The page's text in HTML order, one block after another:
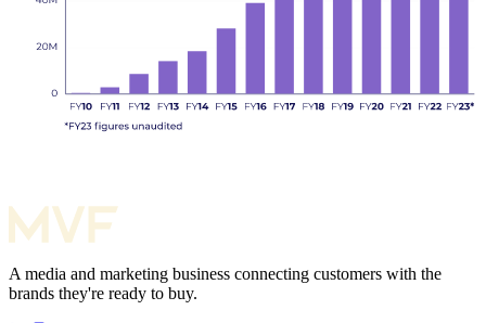
A media and marketing business connecting customers with the
brands they're ready to buy.